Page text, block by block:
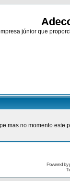
júnior que
mas no momento este
Powered by